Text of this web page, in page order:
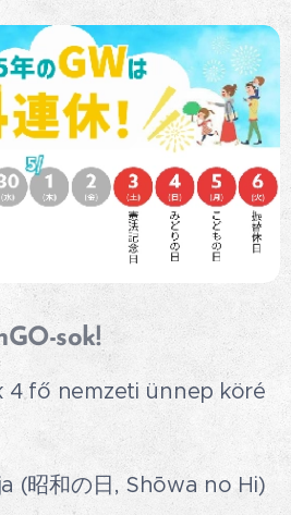
sok!
4 fő nemzeti ünnep köré
(昭和の日, Shōwa no Hi)